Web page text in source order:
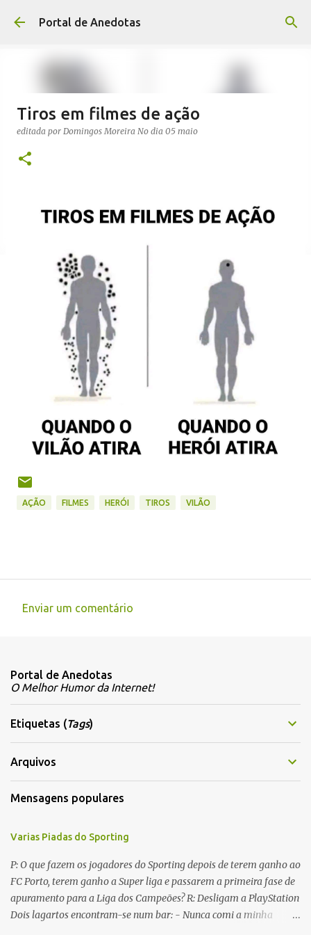
Avançar para o conteúdo principal
Portal de Anedotas
Tiros em filmes de ação
editada por Domingos Moreira No dia 05 maio
AÇÃO FILMES HERÓI TIROS VILÃO
e
n
t
á
r
i
o
Enviar um comentário
Portal de Anedotas
O Melhor Humor da Internet!
Etiquetas (Tags)
Arquivos
Mensagens populares
Varias Piadas do Sporting
P: O que fazem os jogadores do Sporting depois de terem ganho ao
FC Porto, terem ganho a Super liga e passarem a primeira fase de
apuramento para a Liga dos Campeões? R: Desligam a PlayStation
Dois lagartos encontram-se num bar: - Nunca comi a minha